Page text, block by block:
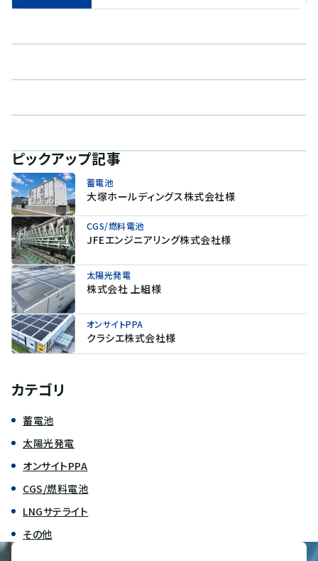
ピックアップ記事
蓄電池
大塚ホールディングス株式会社様
CGS/燃料電池
JFEエンジニアリング株式会社様
太陽光発電
株式会社 上組様
オンサイトPPA
クラシエ株式会社様
カテゴリ
蓄電池
太陽光発電
オンサイトPPA
CGS/燃料電池
LNGサテライト
その他